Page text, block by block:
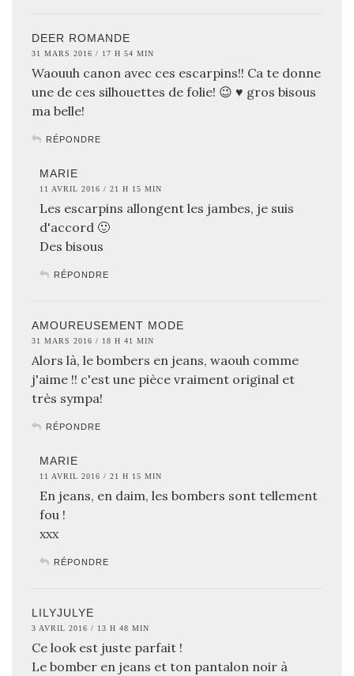
DEER ROMANDE
31 MARS 2016 / 17 H 54 MIN
Waouuh canon avec ces escarpins!! Ca te donne
une de ces silhouettes de folie! 😉 ♥ gros bisous
ma belle!
RÉPONDRE
MARIE
11 AVRIL 2016 / 21 H 15 MIN
Les escarpins allongent les jambes, je suis
d'accord 🙂
Des bisous
RÉPONDRE
AMOUREUSEMENT MODE
31 MARS 2016 / 18 H 41 MIN
Alors là, le bombers en jeans, waouh comme
j'aime !! c'est une pièce vraiment original et
très sympa!
RÉPONDRE
MARIE
11 AVRIL 2016 / 21 H 15 MIN
En jeans, en daim, les bombers sont tellement
fou !
xxx
RÉPONDRE
LILYJULYE
3 AVRIL 2016 / 13 H 48 MIN
Ce look est juste parfait !
Le bomber en jeans et ton pantalon noir à